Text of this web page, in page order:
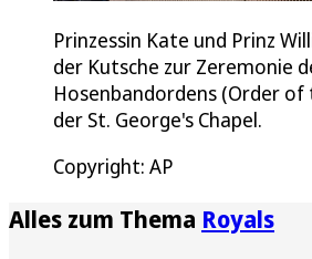
Prinzessin Kate und Prinz
der Kutsche zur Zeremonie
Hosenbandordens (Order
der St. George's Chapel.
Copyright: AP
Alles zum Thema Royals